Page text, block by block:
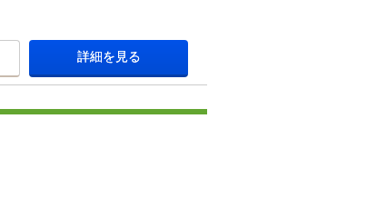
詳細を見る